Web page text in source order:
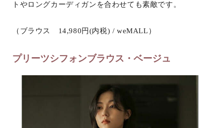
トやロングカーディガンを合わせても素敵です。
（ブラウス 14,980円(内税) / weMALL）
プリーツシフォンブラウス・ベージュ